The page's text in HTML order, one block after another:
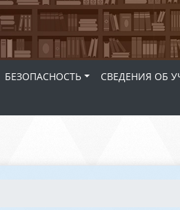
БЕЗОПАСНОСТЬ
СВЕДЕНИЯ ОБ